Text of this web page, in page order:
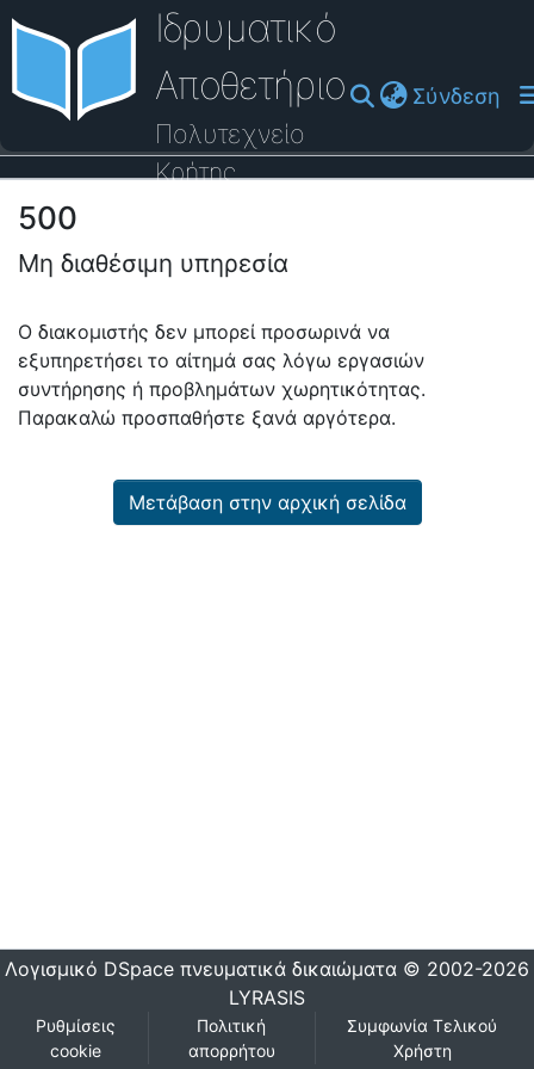
Ιδρυματικό
Αποθετήριο
Πολυτεχνείο
Κρήτης
Σύνδεση
Οδηγός Βοήθειας
500
Μη διαθέσιμη υπηρεσία
Ο διακομιστής δεν μπορεί προσωρινά να
εξυπηρετήσει το αίτημά σας λόγω εργασιών
συντήρησης ή προβλημάτων χωρητικότητας.
Παρακαλώ προσπαθήστε ξανά αργότερα.
Μετάβαση στην αρχική σελίδα
Λογισμικό DSpace πνευματικά δικαιώματα © 2002-2026
LYRASIS
Ρυθμίσεις
cookie
Πολιτική
απορρήτου
Συμφωνία Τελικού
Χρήστη